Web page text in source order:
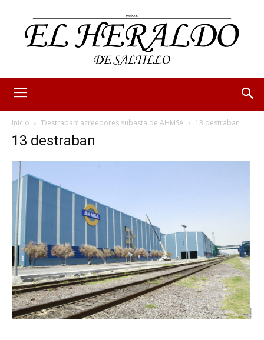
Inicio ‘Destraban’ acreedores subasta de AHMSA 13 destraban
13 destraban